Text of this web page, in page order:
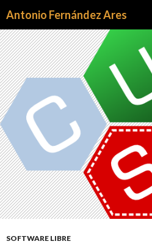
Antonio Fernández Ares
AL
CONTENIDO
SOFTWARE LIBRE